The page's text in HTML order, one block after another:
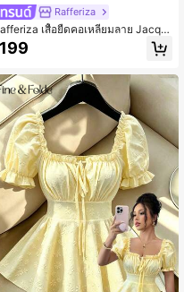
Rafferiza
เสื้อยืดคอเหลี่ยมลาย Jacqu
ard แบบผูกสำหรับผู้หญิง, สวมใส่ได้หล
หลายสำหรับชีวิตประจำวัน
199